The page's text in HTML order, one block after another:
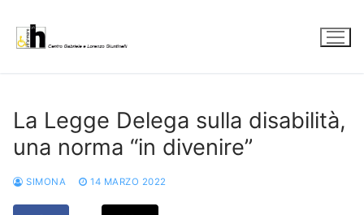
contenuto
La Legge Delega sulla disabilità,
una norma “in divenire”
SIMONA 14 MARZO 2022